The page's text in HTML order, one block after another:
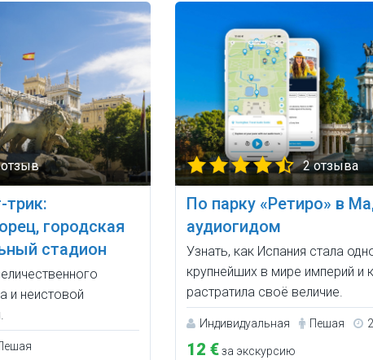
трик:
городская
стадион
и неистовой
2 отзыва
По парку «Ретиро» в
аудиогидом
Узнать, как Испания стала
крупнейших в мире империй и
растратила своё величие.
Индивидуальная Пешая
12 €за экскурсию